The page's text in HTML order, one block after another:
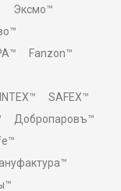
Эксмо™
Fanzon™
INTEX™
SAFEX™
Добропаровъ™